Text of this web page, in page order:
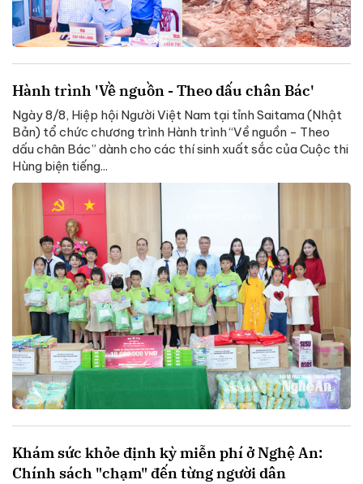
Hành trình 'Về nguồn - Theo dấu chân Bác'
Ngày 8/8, Hiệp hội Người Việt Nam tại tỉnh Saitama (Nhật
Bản) tổ chức chương trình Hành trình “Về nguồn - Theo
dấu chân Bác” dành cho các thí sinh xuất sắc của Cuộc thi
Hùng biện tiếng...
Khám sức khỏe định kỳ miễn phí ở Nghệ An:
Chính sách "chạm" đến từng người dân